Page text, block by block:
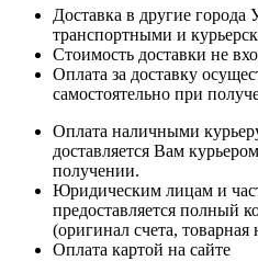
Доставка в другие города
транспортными и
Стоимость доставки не
Оплата за доставку
самостоятельно при
Оплата наличными
доставляется Вам
получении.
Юридическим лицам и
предоставляется полный
(оригинал счета, товарная
Оплата картой на сайте